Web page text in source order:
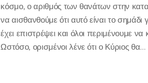
κόσμο, ο αριθμός των θανάτων στην
να αισθανθούμε ότι αυτό είναι το σημάδι
έχει επιστρέψει και όλοι περιμένουμε
Ωστόσο, ορισμένοι λένε ότι ο Κύριος θα...